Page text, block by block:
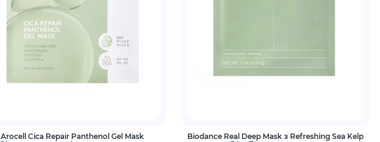
Arocell Cica Repair Panthenol Gel Mask
Biodance Real Deep Mask з Refreshing Sea Kelp